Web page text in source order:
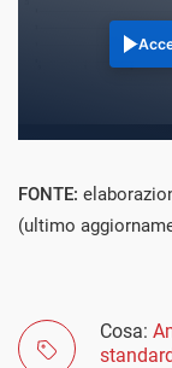
FONTE:
(ultimo
Cosa: